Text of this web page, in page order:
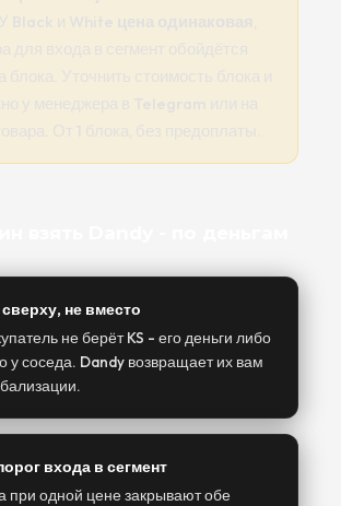
не вместо
не берёт KS - его деньги либо
у соседа. Dandy возвращает их вам
входа в сегмент
при одной цене закрывают обе